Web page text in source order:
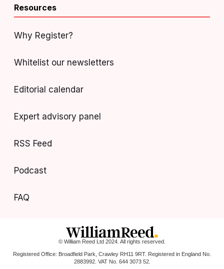
Resources
Why Register?
Whitelist our newsletters
Editorial calendar
Expert advisory panel
RSS Feed
Podcast
FAQ
© William Reed Ltd 2024. All rights reserved.
Registered Office: Broadfield Park, Crawley RH11 9RT. Registered in England No.
2883992. VAT No. 644 3073 52.